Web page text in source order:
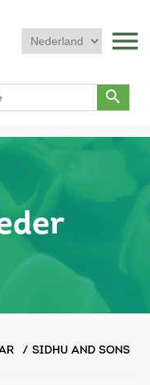
menu
search
/ SIDHU AND SONS